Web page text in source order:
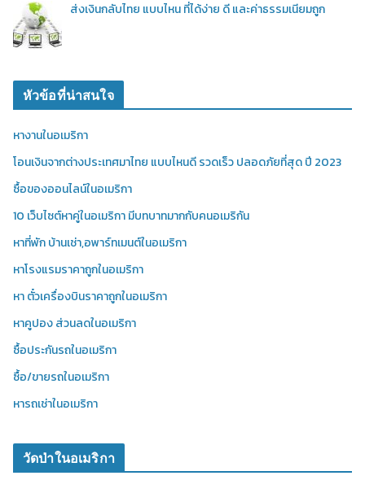
ส่งเงินกลับไทย แบบไหน ที่ได้ง่าย ดี และค่าธรรมเนียมถูก
หัวข้อที่น่าสนใจ
หางานในอเมริกา
โอนเงินจากต่างประเทศมาไทย แบบไหนดี รวดเร็ว ปลอดภัยที่สุด ปี 2023
ซื้อของออนไลน์ในอเมริกา
10 เว็บไซต์หาคู่ในอเมริกา มีบทบาทมากกับคนอเมริกัน
หาที่พัก บ้านเช่า,อพาร์ทเมนต์ในอเมริกา
หาโรงแรมราคาถูกในอเมริกา
หา ตั๋วเครื่องบินราคาถูกในอเมริกา
หาคูปอง ส่วนลดในอเมริกา
ซื้อประกันรถในอเมริกา
ซื้อ/ขายรถในอเมริกา
หารถเช่าในอเมริกา
วัดป่าในอเมริกา